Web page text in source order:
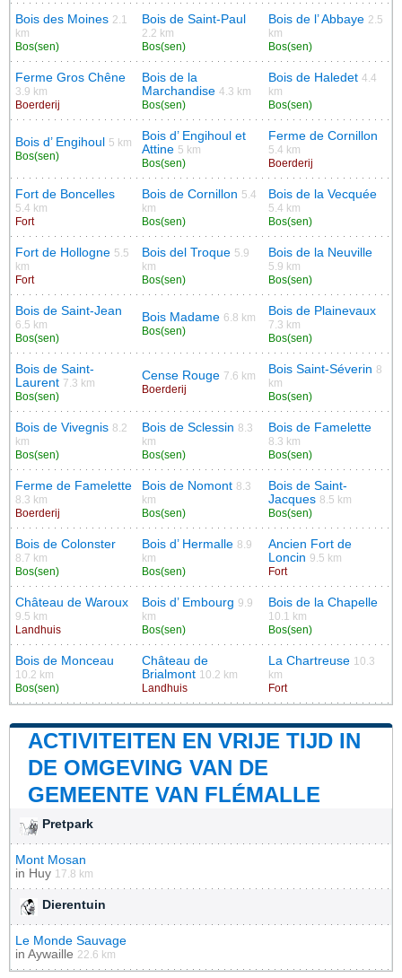
Bois des Moines 2.1
km
Bos(sen)
Bois de Saint-Paul
2.2 km
Bos(sen)
Bois de l’ Abbaye 2.5
km
Bos(sen)
Ferme Gros Chêne
3.9 km
Boerderij
Bois de la
Marchandise 4.3 km
Bos(sen)
Bois de Haledet 4.4
km
Bos(sen)
Bois d’ Engihoul 5 km
Bos(sen)
Bois d’ Engihoul et
Attine 5 km
Bos(sen)
Ferme de Cornillon
5.4 km
Boerderij
Fort de Boncelles
5.4 km
Fort
Bois de Cornillon 5.4
km
Bos(sen)
Bois de la Vecquée
5.4 km
Bos(sen)
Fort de Hollogne 5.5
km
Fort
Bois del Troque 5.9
km
Bos(sen)
Bois de la Neuville
5.9 km
Bos(sen)
Bois de Saint-Jean
6.5 km
Bos(sen)
Bois Madame 6.8 km
Bos(sen)
Bois de Plainevaux
7.3 km
Bos(sen)
Bois de Saint-
Laurent 7.3 km
Bos(sen)
Cense Rouge 7.6 km
Boerderij
Bois Saint-Séverin 8
km
Bos(sen)
Bois de Vivegnis 8.2
km
Bos(sen)
Bois de Sclessin 8.3
km
Bos(sen)
Bois de Famelette
8.3 km
Bos(sen)
Ferme de Famelette
8.3 km
Boerderij
Bois de Nomont 8.3
km
Bos(sen)
Bois de Saint-
Jacques 8.5 km
Bos(sen)
Bois de Colonster
8.7 km
Bos(sen)
Bois d’ Hermalle 8.9
km
Bos(sen)
Ancien Fort de
Loncin 9.5 km
Fort
Château de Waroux
9.5 km
Landhuis
Bois d’ Embourg 9.9
km
Bos(sen)
Bois de la Chapelle
10.1 km
Bos(sen)
Bois de Monceau
10.2 km
Bos(sen)
Château de
Brialmont 10.2 km
Landhuis
La Chartreuse 10.3
km
Fort
ACTIVITEITEN EN VRIJE TIJD IN
DE OMGEVING VAN DE
GEMEENTE VAN FLÉMALLE
Pretpark
Mont Mosan
in Huy 17.8 km
Dierentuin
Le Monde Sauvage
in Aywaille 22.6 km